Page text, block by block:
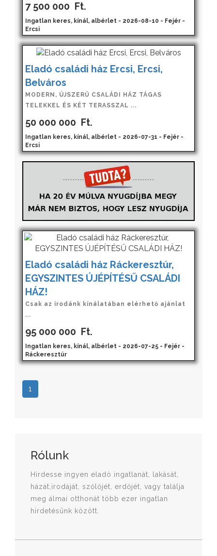
7 500 000 Ft.
Ingatlan keres, kínál, albérlet - 2026-08-10 - Fejér -
Ercsi
Eladó családi ház Ercsi, Ercsi,
Belváros
MODERN, ÚJSZERŰ CSALÁDI HÁZ TÁGAS
TELEKKEL ÉS KÉT TERASSZAL ...
50 000 000 Ft.
Ingatlan keres, kínál, albérlet - 2026-07-31 - Fejér -
Ercsi
Eladó családi ház Ráckeresztúr,
EGYSZINTES ÚJÉPÍTÉSŰ CSALÁDI
HÁZ!
Csak az irodánk kínálatában elérhető ajánlat
...
95 000 000 Ft.
Ingatlan keres, kínál, albérlet - 2026-07-25 - Fejér -
Ráckeresztúr
1
Rólunk
Hirdesse ingyen eladó ingatlanát, lakását,
házát,irodáját, szőlőjét, erdőjét, vagy találja
meg álmai otthonát több ezer ingatlan
hirdetésünk között.